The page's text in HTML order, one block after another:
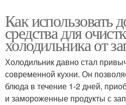
Как использовать
средства для
холодильника от
Холодильник давно стал
современной кухни. Он
блюда в течение 1-2 дней,
и замороженные продукты с